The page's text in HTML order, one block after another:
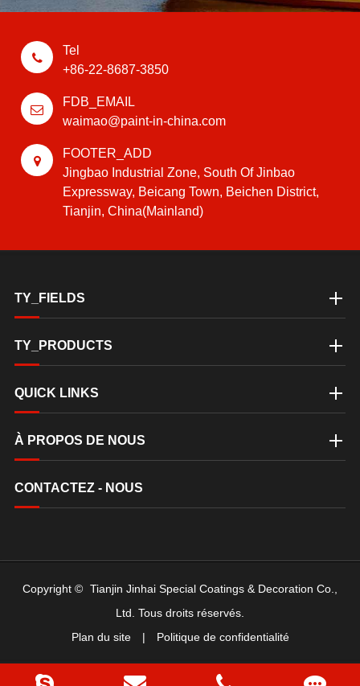
Tel
+86-22-8687-3850
FDB_EMAIL
waimao@paint-in-china.com
FOOTER_ADD
Jingbao Industrial Zone, South Of Jinbao
Expressway, Beicang Town, Beichen District,
Tianjin, China(Mainland)
TY_FIELDS
TY_PRODUCTS
QUICK LINKS
À PROPOS DE NOUS
CONTACTEZ - NOUS
Copyright © Tianjin Jinhai Special Coatings & Decoration Co.,
Ltd. Tous droits réservés.
Plan du site
| Politique de confidentialité